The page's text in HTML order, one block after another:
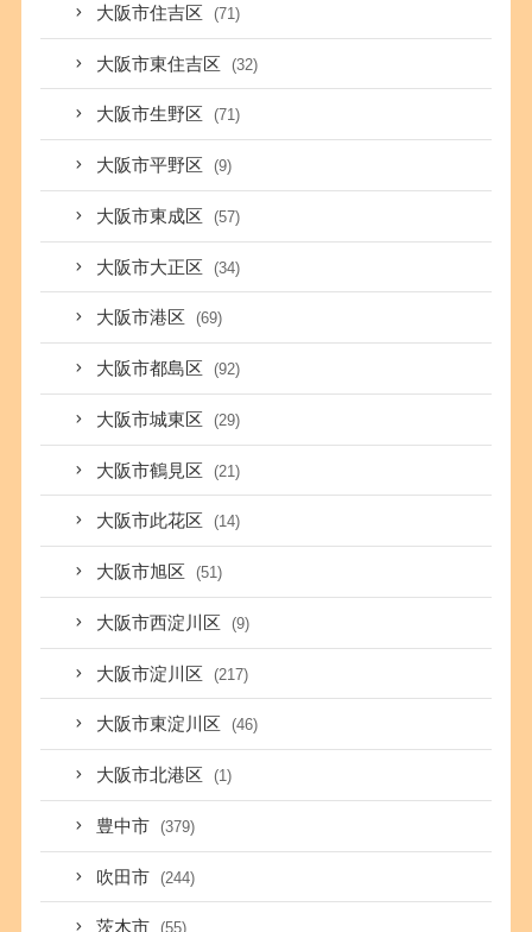
大阪市住吉区 (71)
大阪市東住吉区 (32)
大阪市生野区 (71)
大阪市平野区 (9)
大阪市東成区 (57)
大阪市大正区 (34)
大阪市港区 (69)
大阪市都島区 (92)
大阪市城東区 (29)
大阪市鶴見区 (21)
大阪市此花区 (14)
大阪市旭区 (51)
大阪市西淀川区 (9)
大阪市淀川区 (217)
大阪市東淀川区 (46)
大阪市北港区 (1)
豊中市 (379)
吹田市 (244)
茨木市 (55)